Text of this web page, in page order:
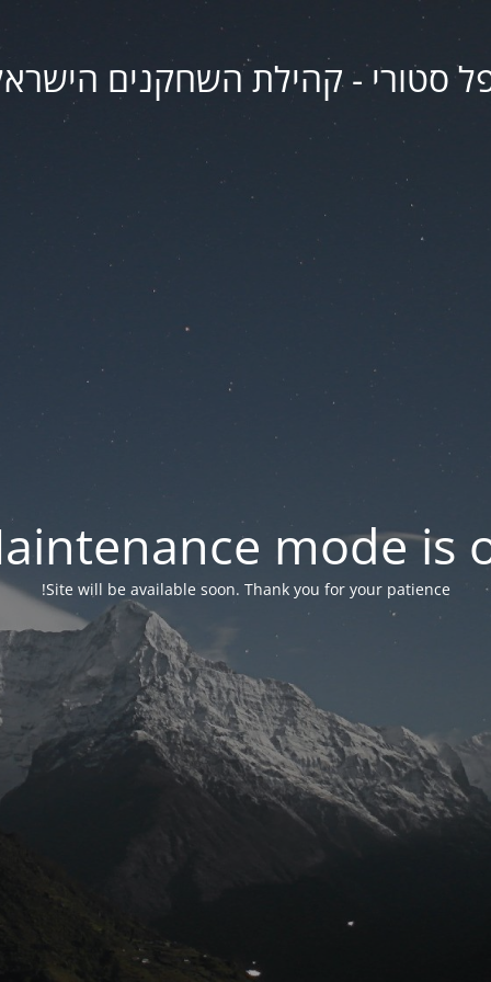
סטורי - קהילת השחקנים
mode is
Site will be available soon. Thank you for your patience!